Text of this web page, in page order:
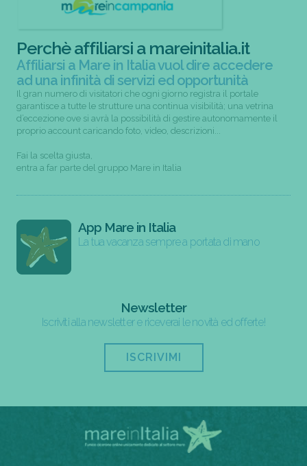
Perchè affiliarsi a mareinitalia.it
Affiliarsi a Mare in Italia vuol dire accedere
ad una infinità di servizi ed opportunità
Il gran numero di visitatori che ogni giorno registra il portale
garantisce a tutte le strutture una continua visibilità; una vetrina
d’eccezione ove si avrà la possibilità di gestire autonomamente il
proprio account caricando foto, video, descrizioni...
Fai la scelta giusta,
entra a far parte del gruppo Mare in Italia
App Mare in Italia
La tua vacanza sempre a portata di mano
Newsletter
Iscriviti alla newsletter e riceverai le novità ed offerte!
ISCRIVIMI